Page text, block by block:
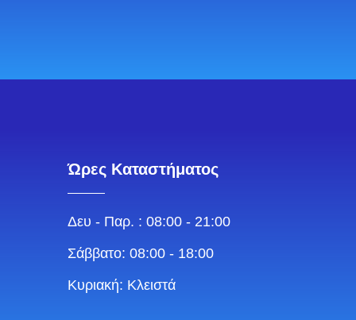
Ώρες Καταστήματος
Δευ - Παρ. : 08:00 - 21:00
Σάββατο: 08:00 - 18:00
Κυριακή: Κλειστά